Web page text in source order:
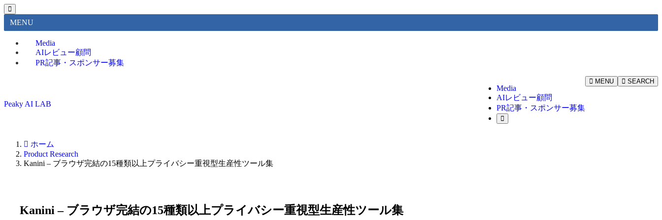
MENU
Media
AIレビュー顧問
PR記事・スポンサー募集
Peaky AI LAB
Media
AIレビュー顧問
PR記事・スポンサー募集
SEARCH
MENU
ホーム
Product Research
Kanini – ブラウザ完結の15種類以上プライバシー重視型生産性ツール集
Kanini – ブラウザ完結の15種類以上プライバシー重視型生産性ツール集